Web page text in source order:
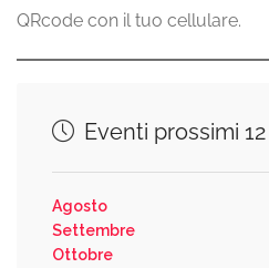
QRcode con il tuo cellulare.
Eventi prossimi
Agosto
Settembre
Ottobre